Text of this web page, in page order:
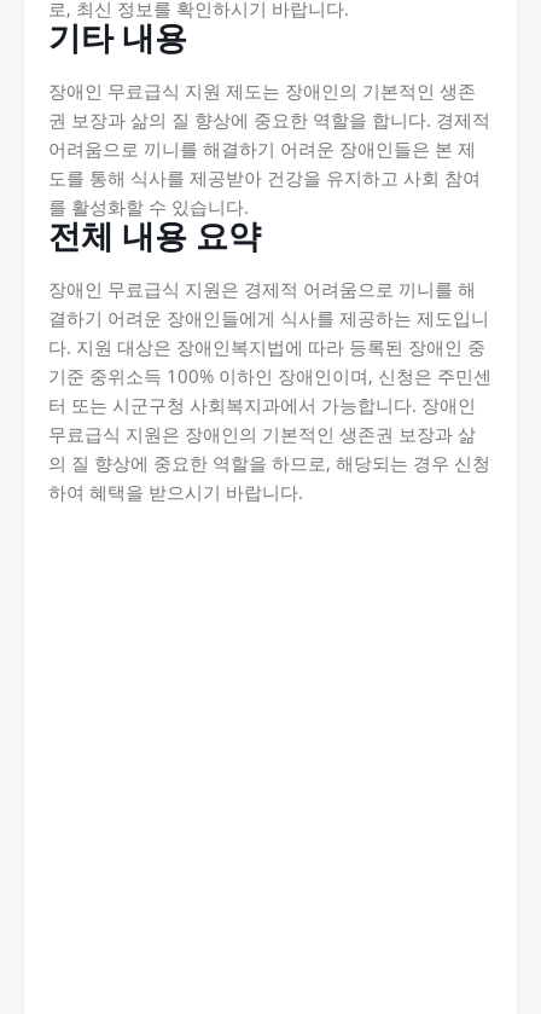
로, 최신 정보를 확인하시기 바랍니다.
기타 내용
장애인 무료급식 지원 제도는 장애인의 기본적인 생존
권 보장과 삶의 질 향상에 중요한 역할을 합니다. 경제적
어려움으로 끼니를 해결하기 어려운 장애인들은 본 제
도를 통해 식사를 제공받아 건강을 유지하고 사회 참여
를 활성화할 수 있습니다.
전체 내용 요약
장애인 무료급식 지원은 경제적 어려움으로 끼니를 해
결하기 어려운 장애인들에게 식사를 제공하는 제도입니
다. 지원 대상은 장애인복지법에 따라 등록된 장애인 중
기준 중위소득 100% 이하인 장애인이며, 신청은 주민센
터 또는 시군구청 사회복지과에서 가능합니다. 장애인
무료급식 지원은 장애인의 기본적인 생존권 보장과 삶
의 질 향상에 중요한 역할을 하므로, 해당되는 경우 신청
하여 혜택을 받으시기 바랍니다.